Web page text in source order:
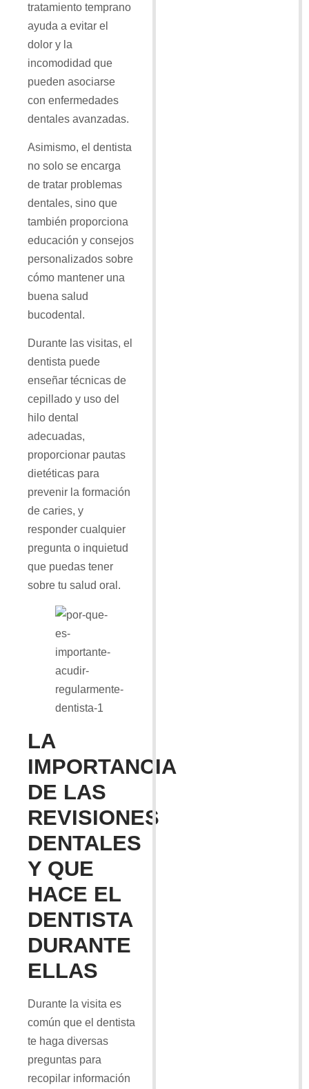
tratamiento temprano
ayuda a evitar el
dolor y la
incomodidad que
pueden asociarse
con enfermedades
dentales avanzadas.
Asimismo, el dentista
no solo se encarga
de tratar problemas
dentales, sino que
también proporciona
educación y consejos
personalizados sobre
cómo mantener una
buena salud
bucodental.
Durante las visitas, el
dentista puede
enseñar técnicas de
cepillado y uso del
hilo dental
adecuadas,
proporcionar pautas
dietéticas para
prevenir la formación
de caries, y
responder cualquier
pregunta o inquietud
que puedas tener
sobre tu salud oral.
LA
IMPORTANCIA
DE LAS
REVISIONES
DENTALES
Y QUE
HACE EL
DENTISTA
DURANTE
ELLAS
Durante la visita es
común que el dentista
te haga diversas
preguntas para
recopilar información